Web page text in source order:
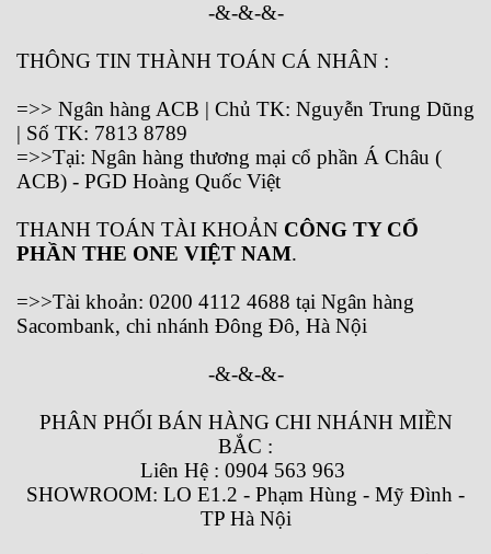
-&-&-&-
THÔNG TIN THÀNH TOÁN CÁ NHÂN :
=>> Ngân hàng ACB | Chủ TK: Nguyễn Trung Dũng
| Số TK: 7813 8789
=>>Tại: Ngân hàng thương mại cổ phần Á Châu (
ACB) - PGD Hoàng Quốc Việt
THANH TOÁN TÀI KHOẢN CÔNG TY CỔ
PHẦN THE ONE VIỆT NAM.
=>>Tài khoản: 0200 4112 4688 tại Ngân hàng
Sacombank, chi nhánh Đông Đô, Hà Nội
-&-&-&-
PHÂN PHỐI BÁN HÀNG CHI NHÁNH MIỀN
BẮC :
Liên Hệ : 0904 563 963
SHOWROOM: LO E1.2 - Phạm Hùng - Mỹ Đình -
TP Hà Nội